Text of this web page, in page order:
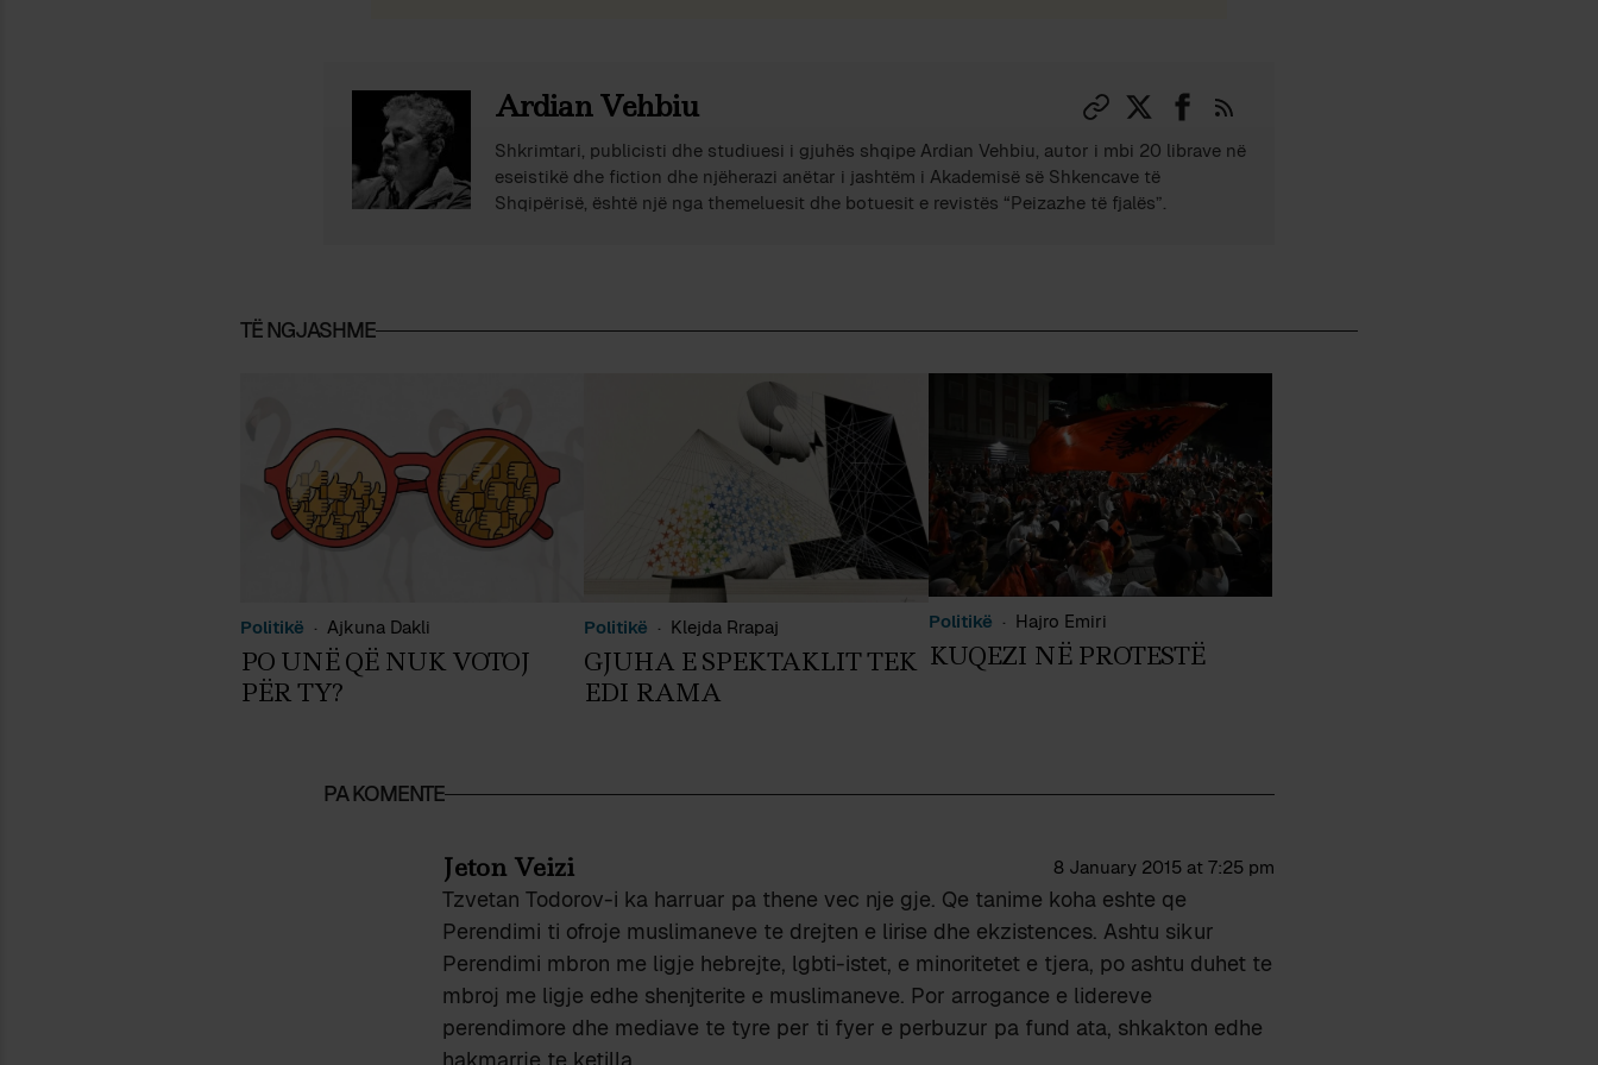
Ardian Vehbiu
Shkrimtari, publicisti dhe studiuesi i gjuhës shqipe Ardian Vehbiu, autor i mbi 20 librave në
eseistikë dhe fiction dhe njëherazi anëtar i jashtëm i Akademisë së Shkencave të
Shqipërisë, është një nga themeluesit dhe botuesit e revistës “Peizazhe të fjalës”.
TË NGJASHME
Politikë Ajkuna Dakli
PO UNË QË NUK VOTOJ
PËR TY?
Politikë Klejda Rrapaj
GJUHA E SPEKTAKLIT TEK
EDI RAMA
Politikë Hajro Emiri
KUQEZI NË PROTESTË
PA KOMENTE
Jeton Veizi 8 January 2015 at 7:25 pm
Tzvetan Todorov-i ka harruar pa thene vec nje gje. Qe tanime koha eshte qe
Perendimi ti ofroje muslimaneve te drejten e lirise dhe ekzistences. Ashtu sikur
Perendimi mbron me ligje hebrejte, lgbti-istet, e minoritetet e tjera, po ashtu duhet te
mbroj me ligje edhe shenjterite e muslimaneve. Por arrogance e lidereve
perendimore dhe mediave te tyre per ti fyer e perbuzur pa fund ata, shkakton edhe
hakmarrje te ketilla.